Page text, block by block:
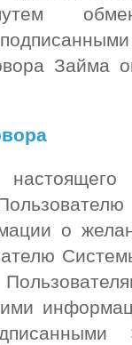
Займа
о